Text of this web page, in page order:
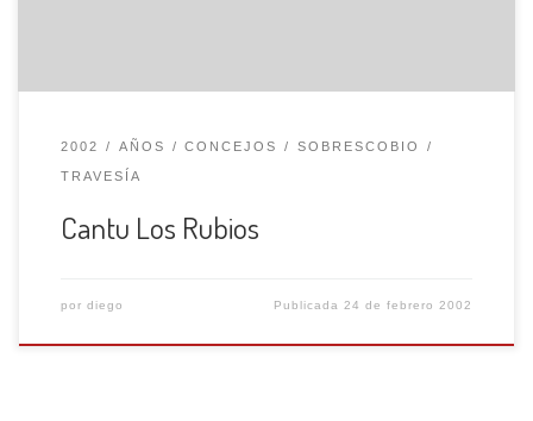
2002 AÑOS CONCEJOS SOBRESCOBIO
TRAVESÍA
Cantu Los Rubios
por diego Publicada24 de febrero 2002